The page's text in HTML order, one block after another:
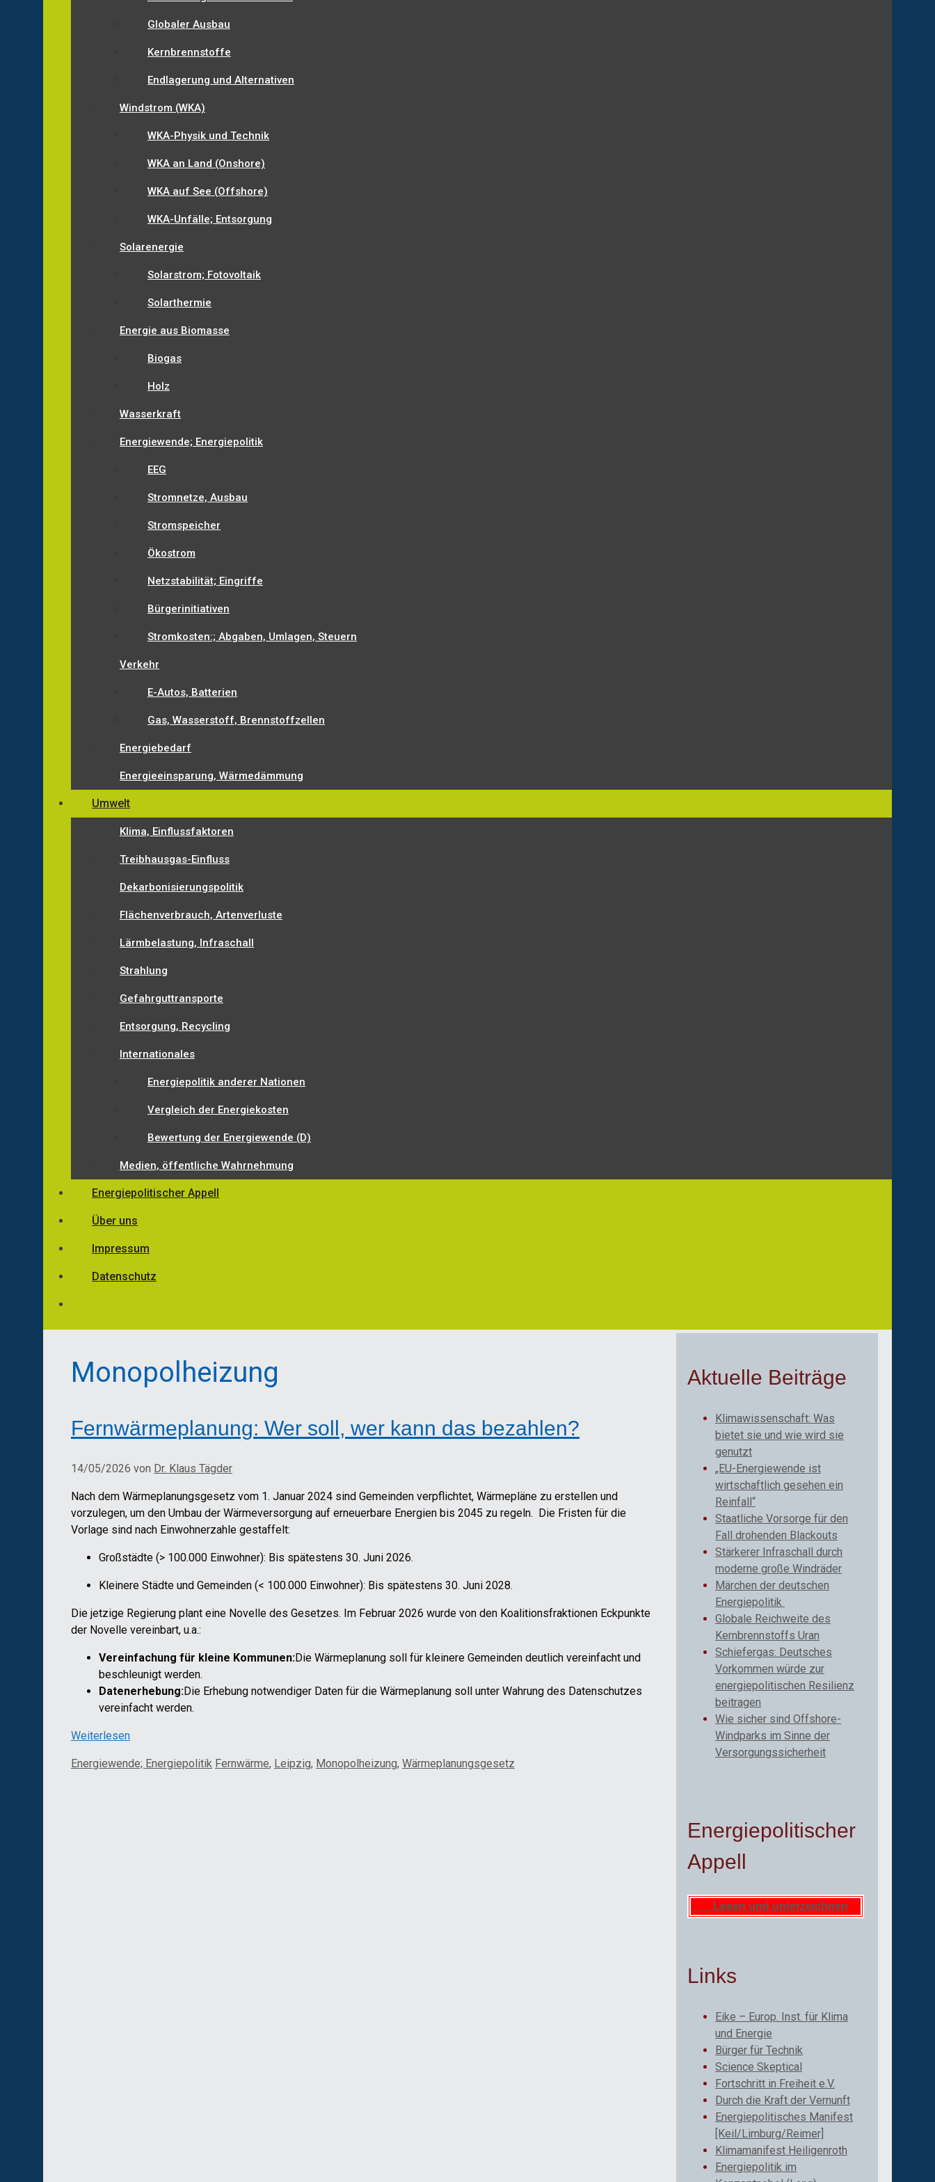
Globaler Ausbau
Kernbrennstoffe
Endlagerung und Alternativen
Windstrom (WKA)
WKA-Physik und Technik
WKA an Land (Onshore)
WKA auf See (Offshore)
WKA-Unfälle; Entsorgung
Solarenergie
Solarstrom; Fotovoltaik
Solarthermie
Energie aus Biomasse
Biogas
Holz
Wasserkraft
Energiewende; Energiepolitik
EEG
Stromnetze, Ausbau
Stromspeicher
Ökostrom
Netzstabilität; Eingriffe
Bürgerinitiativen
Stromkosten:; Abgaben, Umlagen, Steuern
Verkehr
E-Autos, Batterien
Gas, Wasserstoff, Brennstoffzellen
Energiebedarf
Energieeinsparung, Wärmedämmung
Umwelt
Klima, Einflussfaktoren
Treibhausgas-Einfluss
Dekarbonisierungspolitik
Flächenverbrauch, Artenverluste
Lärmbelastung, Infraschall
Strahlung
Gefahrguttransporte
Entsorgung, Recycling
Internationales
Energiepolitik anderer Nationen
Vergleich der Energiekosten
Bewertung der Energiewende (D)
Medien, öffentliche Wahrnehmung
Energiepolitischer Appell
Über uns
Impressum
Datenschutz
Monopolheizung
Fernwärmeplanung: Wer soll, wer kann das bezahlen?
14/05/2026 von Dr. Klaus Tägder
Nach dem Wärmeplanungsgesetz vom 1. Januar 2024 sind Gemeinden verpflichtet, Wärmepläne zu erstellen und
vorzulegen, um den Umbau der Wärmeversorgung auf erneuerbare Energien bis 2045 zu regeln. Die Fristen für die
Vorlage sind nach Einwohnerzahle gestaffelt:
Großstädte (> 100.000 Einwohner): Bis spätestens 30. Juni 2026.
Kleinere Städte und Gemeinden (< 100.000 Einwohner): Bis spätestens 30. Juni 2028.
Die jetzige Regierung plant eine Novelle des Gesetzes. Im Februar 2026 wurde von den Koalitionsfraktionen Eckpunkte
der Novelle vereinbart, u.a.:
Vereinfachung für kleine Kommunen:Die Wärmeplanung soll für kleinere Gemeinden deutlich vereinfacht und
beschleunigt werden.
Datenerhebung:Die Erhebung notwendiger Daten für die Wärmeplanung soll unter Wahrung des Datenschutzes
vereinfacht werden.
Weiterlesen
Kategorien
Energiewende; Energiepolitik Schlagwörter
Fernwärme, Leipzig, Monopolheizung, Wärmeplanungsgesetz
Aktuelle Beiträge
Klimawissenschaft: Was
bietet sie und wie wird sie
genutzt
„EU-Energiewende ist
wirtschaftlich gesehen ein
Reinfall“
Staatliche Vorsorge für den
Fall drohenden Blackouts
Stärkerer Infraschall durch
moderne große Windräder
Märchen der deutschen
Energiepolitik
Globale Reichweite des
Kernbrennstoffs Uran
Schiefergas: Deutsches
Vorkommen würde zur
energiepolitischen Resilienz
beitragen
Wie sicher sind Offshore-
Windparks im Sinne der
Versorgungssicherheit
Energiepolitischer
Appell
Lesen und unterzeichnen
Links
Eike – Europ. Inst. für Klima
und Energie
Bürger für Technik
Science Skeptical
Fortschritt in Freiheit e.V.
Durch die Kraft der Vernunft
Energiepolitisches Manifest
[Keil/Limburg/Reimer]
Klimamanifest Heiligenroth
Energiepolitik im